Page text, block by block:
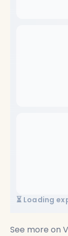
⏳ Loading
See more on